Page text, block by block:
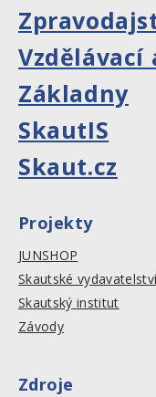
Vzdělávací
Základny
SkautIS
Skaut.cz
Projekty
JUNSHOP
Skautské
Skautský institut
Závody
Zdroje